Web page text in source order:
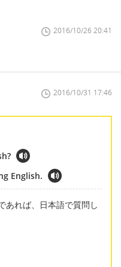
2016/10/26 20:41
2016/10/31 17:46
English.
あれば、日本語で質問し